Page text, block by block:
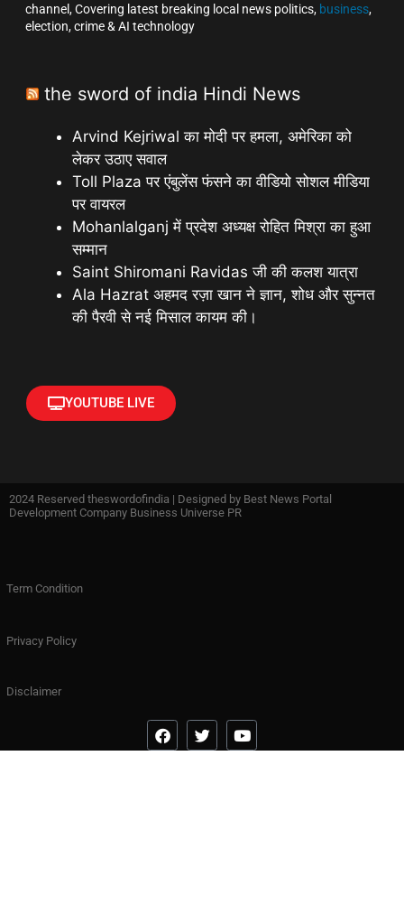
channel, Covering latest breaking local news politics, business,
election, crime & AI technology
the sword of india Hindi News
Arvind Kejriwal का मोदी पर हमला, अमेरिका को
लेकर उठाए सवाल
Toll Plaza पर एंबुलेंस फंसने का वीडियो सोशल मीडिया
पर वायरल
Mohanlalganj में प्रदेश अध्यक्ष रोहित मिश्रा का हुआ
सम्मान
Saint Shiromani Ravidas जी की कलश यात्रा
Ala Hazrat अहमद रज़ा खान ने ज्ञान, शोध और सुन्नत
की पैरवी से नई मिसाल कायम की।
YOUTUBE LIVE
2024 Reserved theswordofindia | Designed by Best News Portal
Development Company Business Universe PR
Term Condition
Privacy Policy
Disclaimer